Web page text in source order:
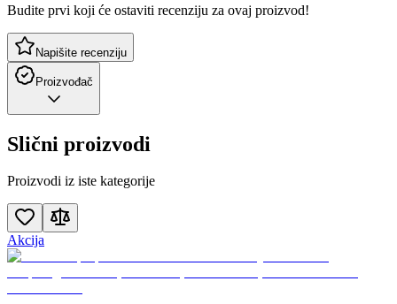
Budite prvi koji će ostaviti recenziju za ovaj proizvod!
Napišite recenziju
Proizvođač
Slični proizvodi
Proizvodi iz iste kategorije
Akcija